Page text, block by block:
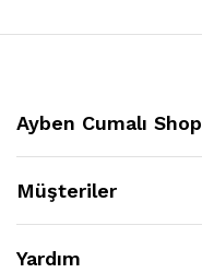
Ayben Cumalı Shop
Müşteriler
Yardım